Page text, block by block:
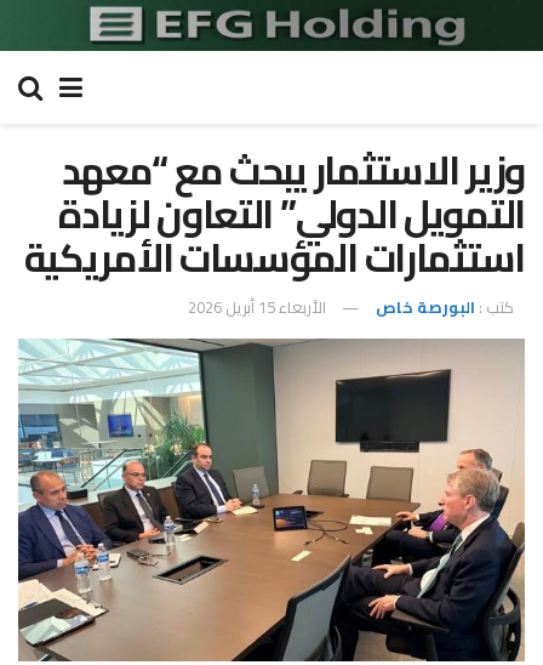
وزير الاستثمار يبحث مع “معهد
التمويل الدولي” التعاون لزيادة
استثمارات المؤسسات الأمريكية
كتب : البورصة خاص الأربعاء 15 أبريل 2026